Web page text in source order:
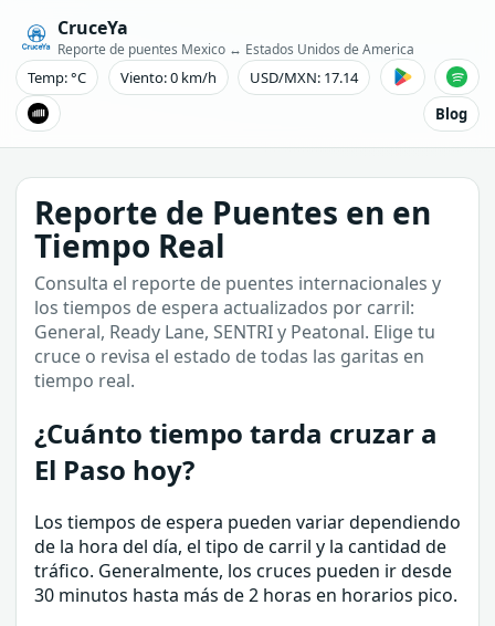
CruceYa
Reporte de puentes Mexico ↔ Estados Unidos de America
Temp: °C Viento: 0 km/h
USD/MXN: 17.14
Blog
Reporte de Puentes en en
Tiempo Real
Consulta el reporte de puentes internacionales y
los tiempos de espera actualizados por carril:
General, Ready Lane, SENTRI y Peatonal. Elige tu
cruce o revisa el estado de todas las garitas en
tiempo real.
¿Cuánto tiempo tarda cruzar a
El Paso hoy?
Los tiempos de espera pueden variar dependiendo
de la hora del día, el tipo de carril y la cantidad de
tráfico. Generalmente, los cruces pueden ir desde
30 minutos hasta más de 2 horas en horarios pico.